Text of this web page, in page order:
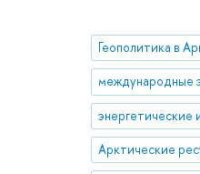
Геополитика в
Арктические